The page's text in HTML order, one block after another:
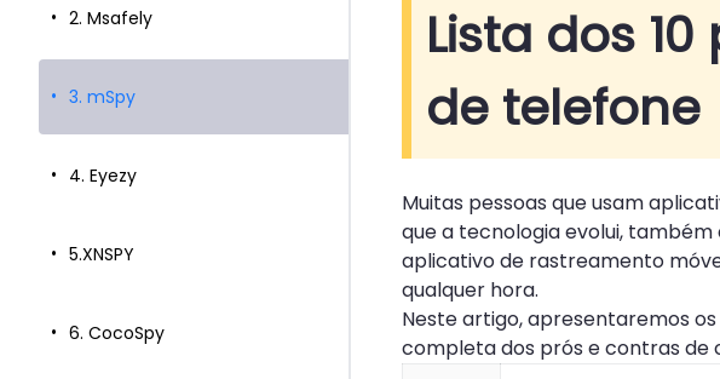
2. Msafely
3. mSpy
4. Eyezy
5.XNSPY
6. CocoSpy
Lista dos
de telefone
Muitas pessoas que usam
que a tecnologia evolui,
aplicativo de rastreamento
qualquer hora.
Neste artigo, apresentaremos
completa dos prós e contras de